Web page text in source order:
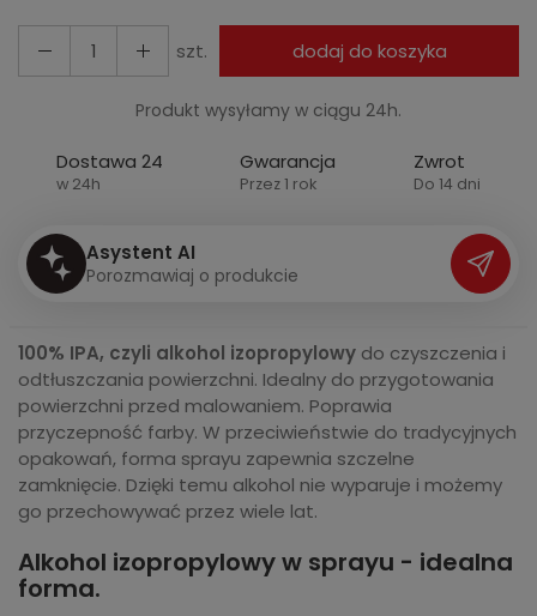
szt. dodaj do koszyka
Produkt wysyłamy w ciągu 24h.
Dostawa 24
w 24h
Gwarancja
Przez 1 rok
Zwrot
Do 14 dni
Asystent AI
Porozmawiaj o produkcie
100% IPA, czyli alkohol izopropylowy do czyszczenia i
odtłuszczania powierzchni. Idealny do przygotowania
powierzchni przed malowaniem. Poprawia
przyczepność farby. W przeciwieństwie do tradycyjnych
opakowań, forma sprayu zapewnia szczelne
zamknięcie. Dzięki temu alkohol nie wyparuje i możemy
go przechowywać przez wiele lat.
Alkohol izopropylowy w sprayu - idealna
forma.